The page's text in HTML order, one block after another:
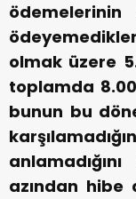
olmak üzere
toplamda
bunun bu
azından